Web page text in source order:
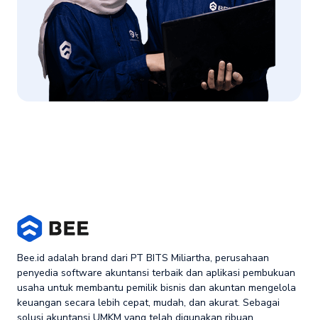
Bee.id adalah brand dari PT BITS Miliartha, perusahaan
penyedia software akuntansi terbaik dan aplikasi pembukuan
usaha untuk membantu pemilik bisnis dan akuntan mengelola
keuangan secara lebih cepat, mudah, dan akurat. Sebagai